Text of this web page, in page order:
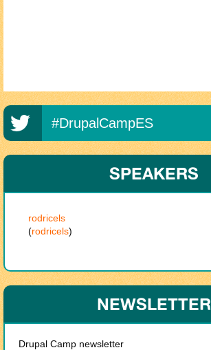
#DrupalCampES
SPEAKERS
rodricels
(rodricels)
NEWSLETTER
Drupal Camp newsletter